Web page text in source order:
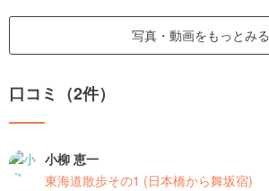
写真・動画をもっとみる
口コミ（2件）
小柳 恵一
東海道散歩その1 (日本橋から舞坂宿)